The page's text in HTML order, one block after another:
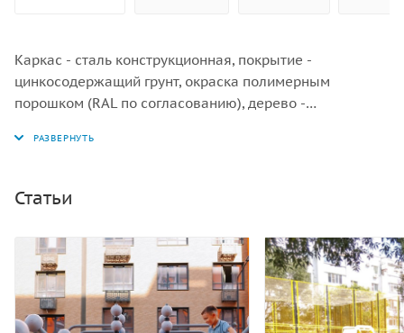
Каркас - сталь конструкционная, покрытие -
цинкосодержащий грунт, окраска полимерным
порошком (RAL по согласованию), дерево -
террасным атмосферостойким для древесины в 2
толщиной не менее 2 мм. электрохимическая
Статьи